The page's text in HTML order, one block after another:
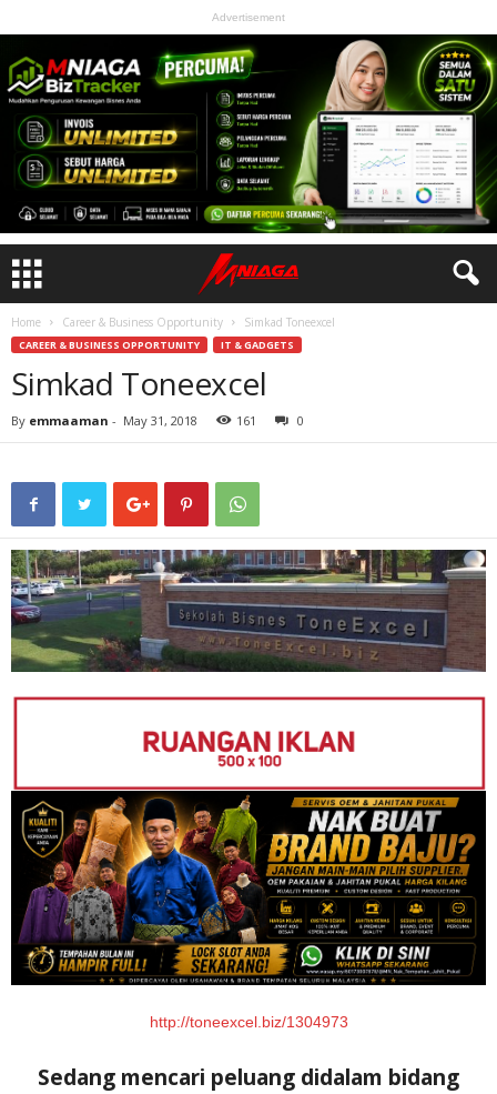
Advertisement
Home Career & Business Opportunity Simkad Toneexcel
CAREER & BUSINESS OPPORTUNITY IT & GADGETS
Simkad Toneexcel
By emmaaman - May 31, 2018 161 0
http://toneexcel.biz/1304973
Sedang mencari peluang didalam bidang